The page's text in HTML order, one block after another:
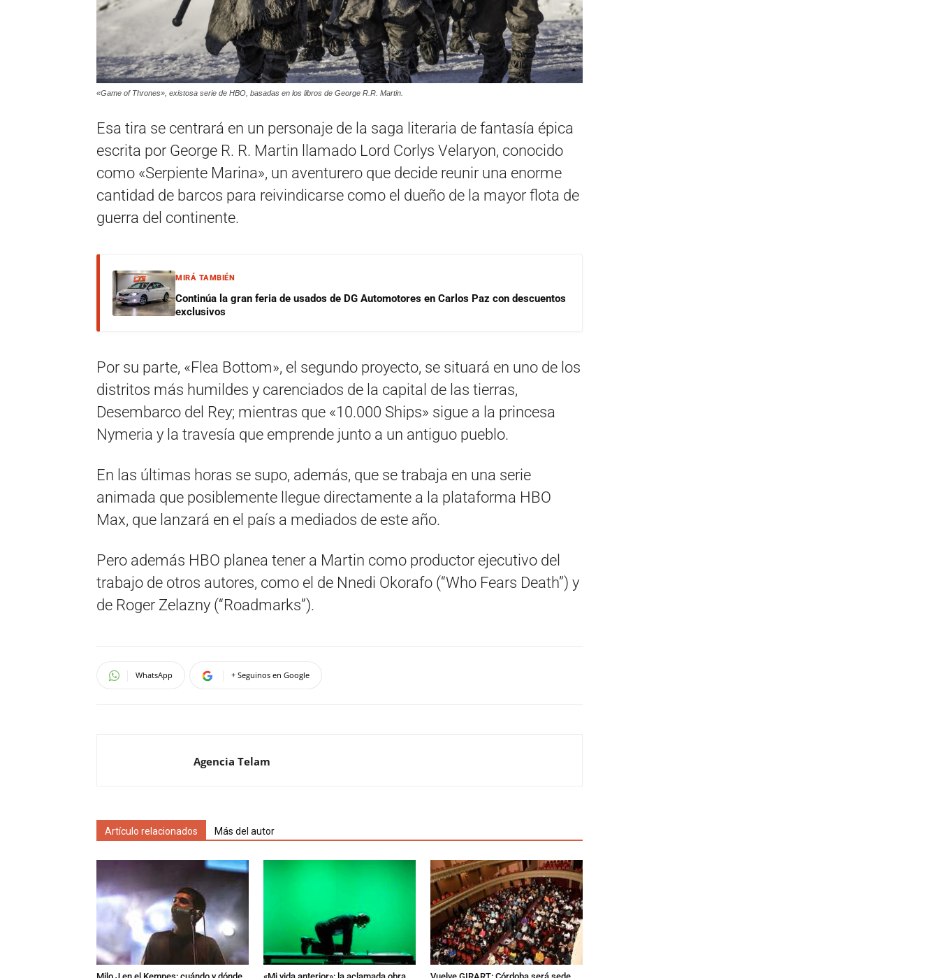
«Game of Thrones», existosa serie de HBO, basadas en los libros de George R.R. Martin.
Esa tira se centrará en un personaje de la saga literaria de fantasía épica
escrita por George R. R. Martin llamado Lord Corlys Velaryon, conocido
como «Serpiente Marina», un aventurero que decide reunir una enorme
cantidad de barcos para reivindicarse como el dueño de la mayor flota de
guerra del continente.
MIRÁ TAMBIÉN
Continúa la gran feria de usados de DG Automotores en Carlos Paz con descuentos
exclusivos
Por su parte, «Flea Bottom», el segundo proyecto, se situará en uno de los
distritos más humildes y carenciados de la capital de las tierras,
Desembarco del Rey; mientras que «10.000 Ships» sigue a la princesa
Nymeria y la travesía que emprende junto a un antiguo pueblo.
En las últimas horas se supo, además, que se trabaja en una serie
animada que posiblemente llegue directamente a la plataforma HBO
Max, que lanzará en el país a mediados de este año.
Pero además HBO planea tener a Martin como productor ejecutivo del
trabajo de otros autores, como el de Nnedi Okorafo (“Who Fears Death”) y
de Roger Zelazny (“Roadmarks”).
WhatsApp + Seguinos en Google
Agencia Telam
Artículo relacionados Más del autor